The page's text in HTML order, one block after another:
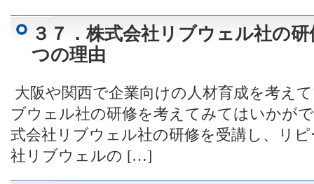
３７．株式会社リブウェル社の
つの理由
大阪や関西で企業向けの人材育成を考え
ブウェル社の研修を考えてみてはいかが
式会社リブウェル社の研修を受講し、リ
社リブウェルの […]